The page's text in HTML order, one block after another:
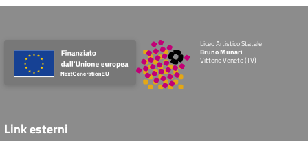
Liceo Artistico Statale
Bruno Munari
Vittorio Veneto (TV)
Link esterni